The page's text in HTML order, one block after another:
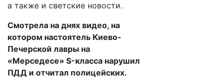
а также и светские новости.
Смотрела на днях видео, на
котором настоятель Киево-
Печерской лавры на
«Мерседесе» S-класса нарушил
ПДД и отчитал полицейских.